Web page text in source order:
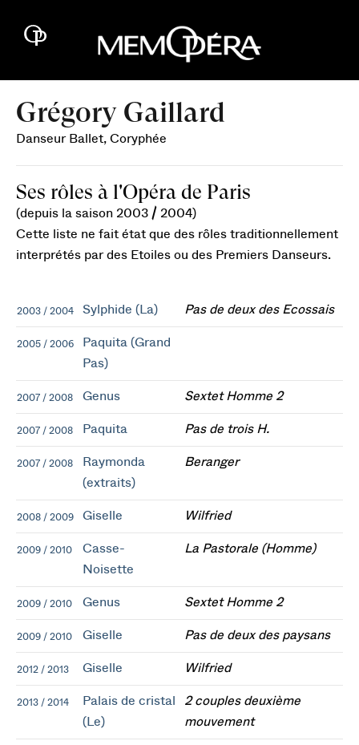
Grégory Gaillard
Danseur Ballet, Coryphée
Ses rôles à l'Opéra de Paris
(depuis la saison 2003 / 2004)
Cette liste ne fait état que des rôles traditionnellement
interprétés par des Etoiles ou des Premiers Danseurs.
2003 / 2004 Sylphide (La) Pas de deux des Ecossais
2005 / 2006
Paquita (Grand
Pas)
2007 / 2008 Genus Sextet Homme 2
2007 / 2008 Paquita Pas de trois H.
2007 / 2008
Raymonda
(extraits)
Beranger
2008 / 2009 Giselle Wilfried
2009 / 2010
Casse-
Noisette
La Pastorale (Homme)
2009 / 2010 Genus Sextet Homme 2
2009 / 2010 Giselle Pas de deux des paysans
2012 / 2013 Giselle Wilfried
2013 / 2014
Palais de cristal
(Le)
2 couples deuxième
mouvement